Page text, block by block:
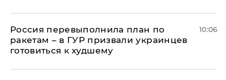
Россия перевыполнила план по
ракетам – в ГУР призвали украинцев
готовиться к худшему
10:06